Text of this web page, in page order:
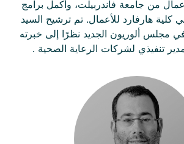
من جامعة فاندربيلت، وأكمل برامج
كلية هارفارد للأعمال. تم ترشيح السيد
مجلس ألوريون الجديد نظرًا إلى خبرته
تنفيذي لشركات الرعاية الصحية .